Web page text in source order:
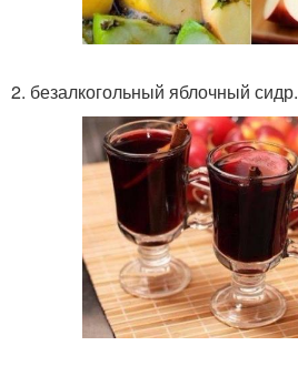
2. безалкогольный яблочный сидр.